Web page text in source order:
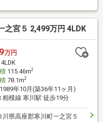
案内します◇ お客様のご都
じっくりと沢山の物件情報
～おおよその所
い～〇ご希望条件のご相談
～）〇現地／物件見学（60
予
之宮５ 2,499万円 4LDK
万円
4LDK
115.46m2
78.1m2
1989年10月(築36年11ヶ月)
相模線 寒川駅 徒歩19分
川県高座郡寒川町一之宮５